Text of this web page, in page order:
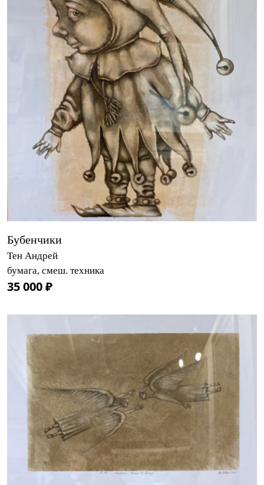
Бубенчики
Тен Андрей
бумага, смеш. техника
35 000 ₽